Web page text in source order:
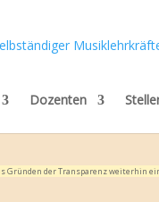
Dozenten
Gründen der Transparenz weiterhin